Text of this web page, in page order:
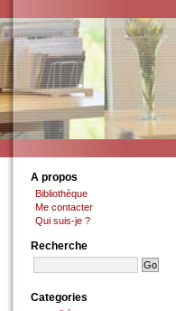
A propos
Bibliothèque
Me contacter
Qui suis-je ?
Recherche
Categories